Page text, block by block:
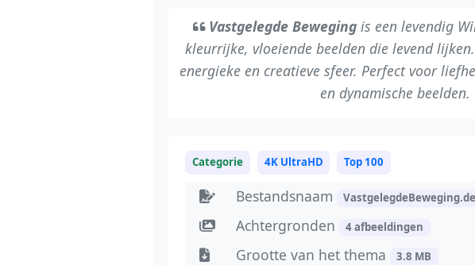
Vastgelegde Bewegingis een levendig
kleurrijke, vloeiende beelden die levend
energieke en creatieve sfeer. Perfect voor
en dynamische beelden.
Categorie 4K UltraHD Top 100
Bestandsnaam
Achtergronden 4 afbeeldingen
Grootte van het thema 3.8 MB